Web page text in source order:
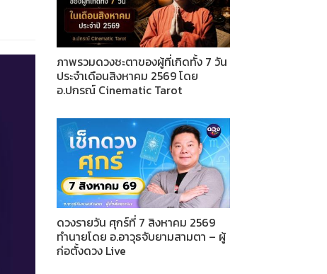
ภาพรวมดวงชะตาของผู้ที่เกิดทั้ง 7 วัน
ประจำเดือนสิงหาคม 2569 โดย
อ.ปกรณ์ Cinematic Tarot
ดวงรายวัน ศุกร์ที่ 7 สิงหาคม 2569
ทำนายโดย อ.อาวุธจับยามสามตา – ผู้
ก่อตั้งดวง Live